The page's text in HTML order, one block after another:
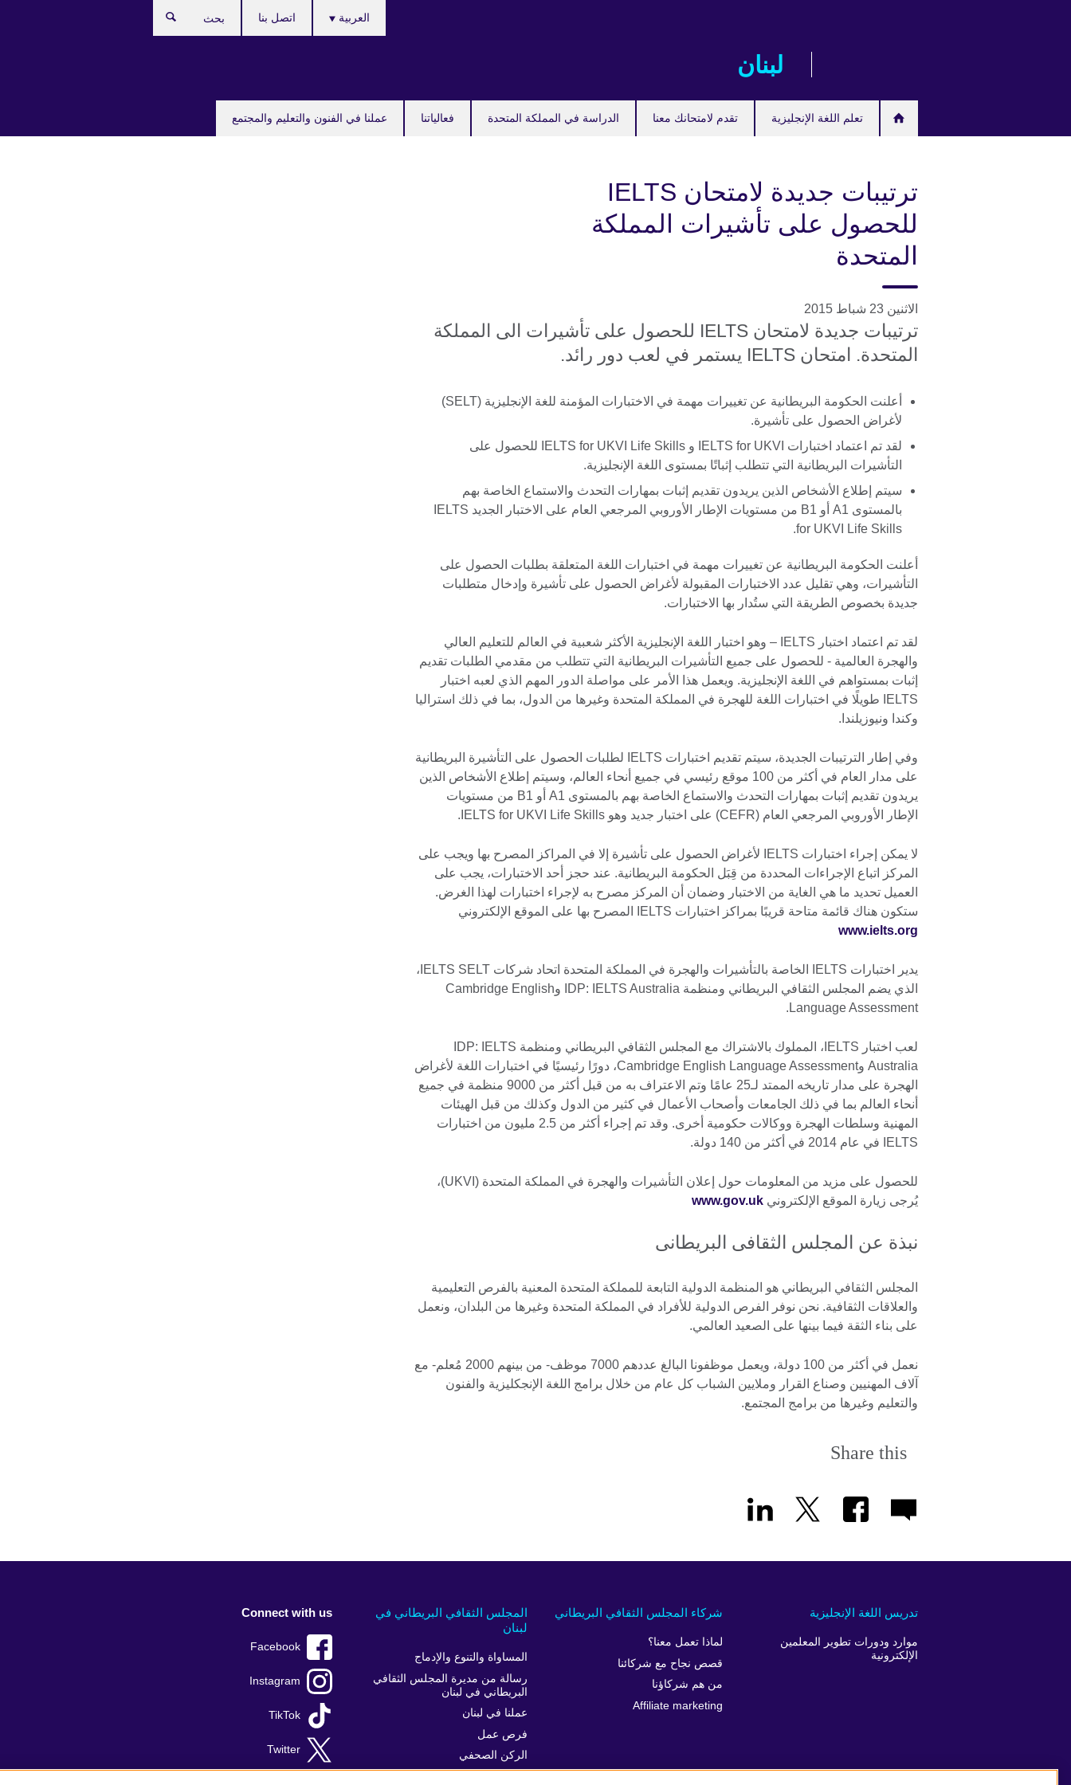
لبنان
تعلم اللغة الإنجليزية تقدم لامتحانك معنا الدراسة في المملكة المتحدة فعالياتنا عملنا في الفنون والتعليم والمجتمع
العربية اتصل بنا
ترتيبات جديدة لامتحان IELTS
للحصول على تأشيرات المملكة
المتحدة
الاثنين 23 شباط 2015
ترتيبات جديدة لامتحان IELTS للحصول على تأشيرات الى المملكة
المتحدة. امتحان IELTS يستمر في لعب دور رائد.
أعلنت الحكومة البريطانية عن تغييرات مهمة في الاختبارات المؤمنة للغة الإنجليزية (SELT)
لأغراض الحصول على تأشيرة.
لقد تم اعتماد اختبارات IELTS for UKVI و IELTS for UKVI Life Skills للحصول على
التأشيرات البريطانية التي تتطلب إثباتًا بمستوى اللغة الإنجليزية.
سيتم إطلاع الأشخاص الذين يريدون تقديم إثبات بمهارات التحدث والاستماع الخاصة بهم
بالمستوى A1 أو B1 من مستويات الإطار الأوروبي المرجعي العام على الاختبار الجديد IELTS
for UKVI Life Skills.
أعلنت الحكومة البريطانية عن تغييرات مهمة في اختبارات اللغة المتعلقة بطلبات الحصول على
التأشيرات، وهي تقليل عدد الاختبارات المقبولة لأغراض الحصول على تأشيرة وإدخال متطلبات
جديدة بخصوص الطريقة التي ستُدار بها الاختبارات.
لقد تم اعتماد اختبار IELTS – وهو اختبار اللغة الإنجليزية الأكثر شعبية في العالم للتعليم العالي
والهجرة العالمية - للحصول على جميع التأشيرات البريطانية التي تتطلب من مقدمي الطلبات تقديم
إثبات بمستواهم في اللغة الإنجليزية. ويعمل هذا الأمر على مواصلة الدور المهم الذي لعبه اختبار
IELTS طويلًا في اختبارات اللغة للهجرة في المملكة المتحدة وغيرها من الدول، بما في ذلك استراليا
وكندا ونيوزيلندا.
وفي إطار الترتيبات الجديدة، سيتم تقديم اختبارات IELTS لطلبات الحصول على التأشيرة البريطانية
على مدار العام في أكثر من 100 موقع رئيسي في جميع أنحاء العالم، وسيتم إطلاع الأشخاص الذين
يريدون تقديم إثبات بمهارات التحدث والاستماع الخاصة بهم بالمستوى A1 أو B1 من مستويات
الإطار الأوروبي المرجعي العام (CEFR) على اختبار جديد وهو IELTS for UKVI Life Skills.
لا يمكن إجراء اختبارات IELTS لأغراض الحصول على تأشيرة إلا في المراكز المصرح بها ويجب على
المركز اتباع الإجراءات المحددة من قِبَل الحكومة البريطانية. عند حجز أحد الاختبارات، يجب على
العميل تحديد ما هي الغاية من الاختبار وضمان أن المركز مصرح به لإجراء اختبارات لهذا الغرض.
ستكون هناك قائمة متاحة قريبًا بمراكز اختبارات IELTS المصرح بها على الموقع الإلكتروني
www.ielts.org
يدير اختبارات IELTS الخاصة بالتأشيرات والهجرة في المملكة المتحدة اتحاد شركات IELTS SELT،
الذي يضم المجلس الثقافي البريطاني ومنظمة IDP: IELTS Australia وCambridge English
Language Assessment.
لعب اختبار IELTS، المملوك بالاشتراك مع المجلس الثقافي البريطاني ومنظمة IDP: IELTS
Australia وCambridge English Language Assessment، دورًا رئيسيًا في اختبارات اللغة لأغراض
الهجرة على مدار تاريخه الممتد لـ25 عامًا وتم الاعتراف به من قبل أكثر من 9000 منظمة في جميع
أنحاء العالم بما في ذلك الجامعات وأصحاب الأعمال في كثير من الدول وكذلك من قبل الهيئات
المهنية وسلطات الهجرة ووكالات حكومية أخرى. وقد تم إجراء أكثر من 2.5 مليون من اختبارات
IELTS في عام 2014 في أكثر من 140 دولة.
للحصول على مزيد من المعلومات حول إعلان التأشيرات والهجرة في المملكة المتحدة (UKVI)،
يُرجى زيارة الموقع الإلكتروني www.gov.uk
نبذة عن المجلس الثقافى البريطانى
المجلس الثقافي البريطاني هو المنظمة الدولية التابعة للمملكة المتحدة المعنية بالفرص التعليمية
والعلاقات الثقافية. نحن نوفر الفرص الدولية للأفراد في المملكة المتحدة وغيرها من البلدان، ونعمل
على بناء الثقة فيما بينها على الصعيد العالمي.
نعمل في أكثر من 100 دولة، ويعمل موظفونا البالغ عددهم 7000 موظف- من بينهم 2000 مُعلم- مع
آلاف المهنيين وصناع القرار وملايين الشباب كل عام من خلال برامج اللغة الإنجكليزية والفنون
والتعليم وغيرها من برامج المجتمع.
Share this
المجلس الثقافي البريطاني في
لبنان
المساواة والتنوع والإدماج
رسالة من مديرة المجلس الثقافي
البريطاني في لبنان
عملنا في لبنان
فرص عمل
الركن الصحفي
شركاء المجلس الثقافي البريطاني
لماذا تعمل معنا؟
قصص نجاح مع شركائنا
من هم شركاؤنا
Affiliate marketing
تدريس اللغة الإنجليزية
موارد ودورات تطوير المعلمين
الإلكترونية
Connect with us
Facebook
Instagram
TikTok
Twitter